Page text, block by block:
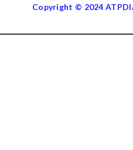
Copyright © 2024